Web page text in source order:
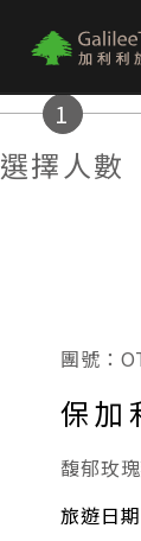
logo
1
選擇人數
團號：
保加
馥郁玫
旅遊日期